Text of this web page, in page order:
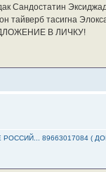
Сандостатин
тайверб тасигна
В ЛИЧКУ!
89663017084 (